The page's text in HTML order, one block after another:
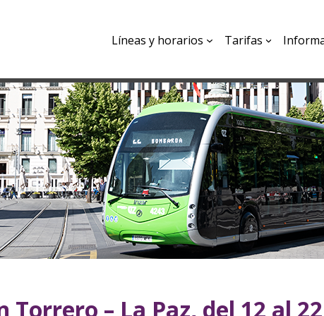
Líneas y horarios Tarifas
Torrero – La Paz, del 12 al